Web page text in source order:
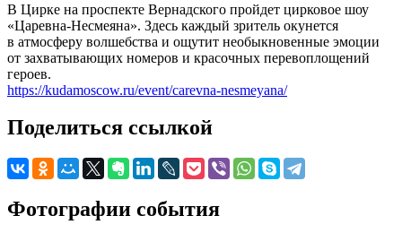
В Цирке на проспекте Вернадского пройдет цирковое шоу
«Царевна-Несмеяна». Здесь каждый зритель окунется
в атмосферу волшебства и ощутит необыкновенные эмоции
от захватывающих номеров и красочных перевоплощений
героев.
https://kudamoscow.ru/event/carevna-nesmeyana/
Поделиться ссылкой
Фотографии события